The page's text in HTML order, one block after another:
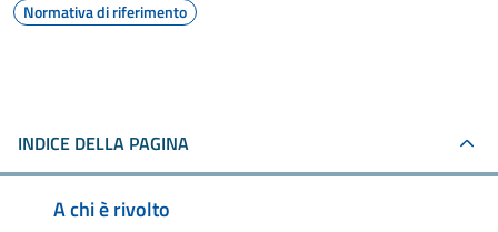
Normativa di riferimento
INDICE DELLA PAGINA
A chi è rivolto